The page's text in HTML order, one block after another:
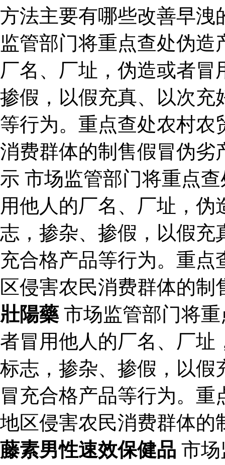
方法主要有哪些改善早
监管部门将重点查处伪
厂名、厂址，伪造或者
掺假，以假充真、以次充
等行为。重点查处农村农
消费群体的制售假冒伪劣
示 市场监管部门将重点
用他人的厂名、厂址，
志，掺杂、掺假，以假充
充合格产品等行为。重
区侵害农民消费群体的
壯陽藥 市场监管部门将
者冒用他人的厂名、厂址
标志，掺杂、掺假，以假
冒充合格产品等行为。
地区侵害农民消费群体
藤素男性速效保健品 市